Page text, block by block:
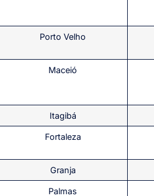
Porto Velho
Maceió
Itagibá
Fortaleza
Granja
Palmas